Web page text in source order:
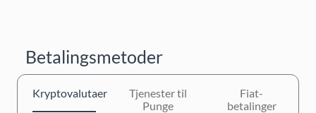
Betalingsmetoder
Kryptovalutaer
Tjenester til
Punge
Fiat-
betalinger